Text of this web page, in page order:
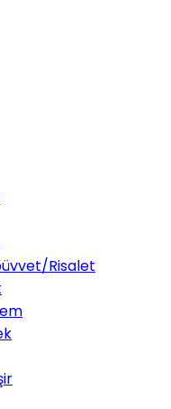
Risalet